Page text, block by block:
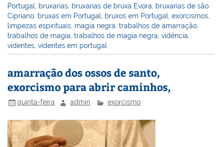
Portugal
bruxarias bruxarias de bruxa Evora
bruxarias de são
Cipriano bruxas em Portugal bruxos em Portugal ,exorcismos
limpezas espirituais magia negra ,trabalhos de amarração
trabalhos de magia ,trabalhos de magia negra ,vidência
videntes ,videntes em portugal
amarração dos ossos de santo,
exorcismo para abrir caminhos,
quinta-feira admin exorcismo